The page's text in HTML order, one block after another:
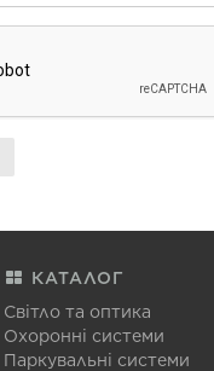
КАТАЛОГ
Світло та оптика
Охоронні системи
Паркувальні системи